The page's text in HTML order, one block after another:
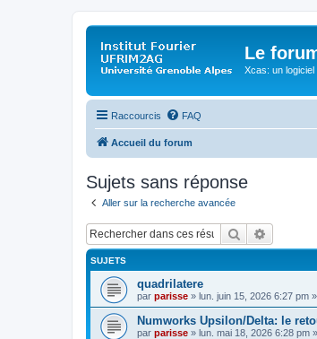
Le
Xcas: un
Raccourcis FAQ
Accueil du forum
Sujets sans réponse
Aller sur la recherche avancée
Rechercher
SUJETS
quadrilatere
par parisse » lun. juin 15, 2026 6:27 pm
Numworks Upsilon/Delta: le
par parisse » lun. mai 18, 2026 6:28 pm